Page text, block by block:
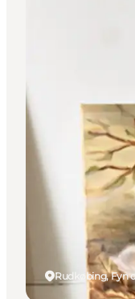
Rudkøbing, Fyn